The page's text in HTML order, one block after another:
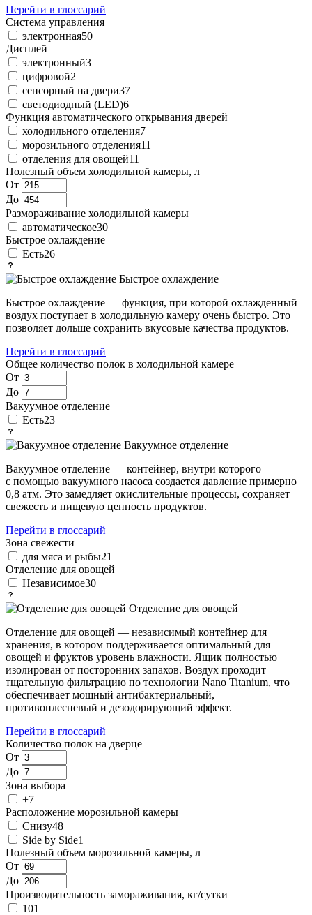
Перейти в глоссарий
Система управления
электронная50
Дисплей
электронный3
цифровой2
сенсорный на двери37
светодиодный (LED)6
Функция автоматического открывания дверей
холодильного отделения7
морозильного отделения11
отделения для овощей11
Полезный объем холодильной камеры, л
От
До
Размораживание холодильной камеры
автоматическое30
Быстрое охлаждение
Есть26
Быстрое охлаждение
Быстрое охлаждение — функция, при которой охлажденный
воздух поступает в холодильную камеру очень быстро. Это
позволяет дольше сохранить вкусовые качества продуктов.
Перейти в глоссарий
Общее количество полок в холодильной камере
От
До
Вакуумное отделение
Есть23
Вакуумное отделение
Вакуумное отделение — контейнер, внутри которого
с помощью вакуумного насоса создается давление примерно
0,8 атм. Это замедляет окислительные процессы, сохраняет
свежесть и пищевую ценность продуктов.
Перейти в глоссарий
Зона свежести
для мяса и рыбы21
Отделение для овощей
Независимое30
Отделение для овощей
Отделение для овощей — независимый контейнер для
хранения, в котором поддерживается оптимальный для
овощей и фруктов уровень влажности. Ящик полностью
изолирован от посторонних запахов. Воздух проходит
тщательную фильтрацию по технологии Nano Titanium, что
обеспечивает мощный антибактериальный,
противоплесневый и дезодорирующий эффект.
Перейти в глоссарий
Количество полок на дверце
От
До
Зона выбора
+7
Расположение морозильной камеры
Снизу48
Side by Side1
Полезный объем морозильной камеры, л
От
До
Производительность замораживания, кг/сутки
101